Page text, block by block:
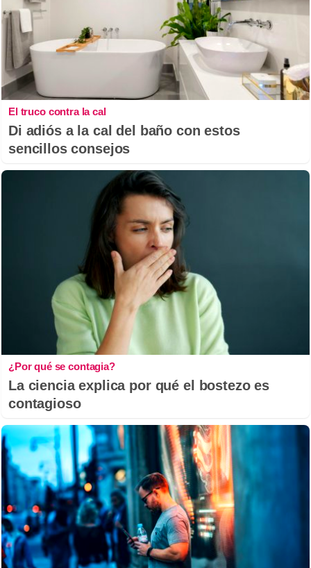
El truco contra la cal
Di adiós a la cal del baño con estos
sencillos consejos
¿Por qué se contagia?
La ciencia explica por qué el bostezo es
contagioso